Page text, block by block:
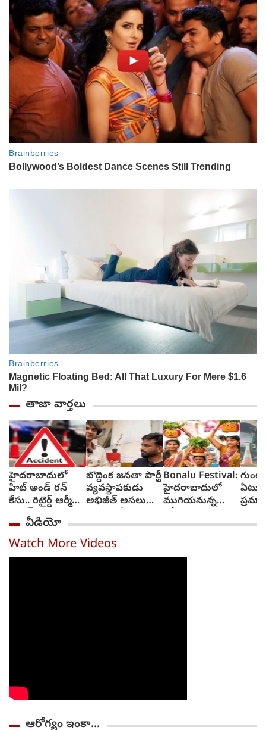
తాజా వార్తలు
హైదరాబాదులో
హిట్ అండ్ రన్
కేసు.. రిటైర్డ్ ఆర్మీ
జవాన్ మృతి
బొద్దింక జనతా పార్టీ
వ్యవస్థాపకుడు
అభిజీత్ అసలు
Bonalu Festival:
హైదరాబాదులో
ముగియనున్న
వీడియో
Watch More Videos
ఆరోగ్యం ఇంకా...